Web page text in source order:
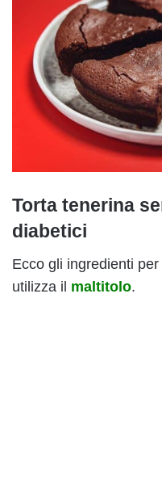
Torta tenerina
diabetici
Ecco gli ingredienti
utilizza il maltitolo.